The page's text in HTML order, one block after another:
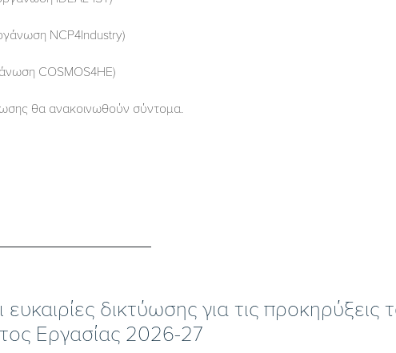
NCP4Industry)
COSMOS4HE)
θα ανακοινωθούν σύντομα.
ευκαιρίες δικτύωσης για τις
Εργασίας 2026-27